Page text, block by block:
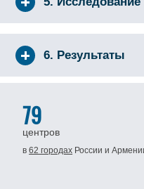
6. Результаты
79
центров
в62 городах Россиии